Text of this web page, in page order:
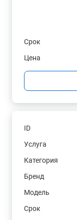
Срок
Цена
ID
Услуга
Категория
Бренд
Модель
Срок